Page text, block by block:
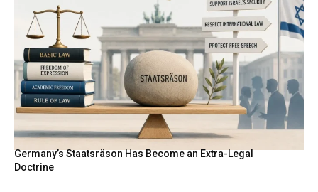
Germany’s Staatsräson Has Become an Extra-Legal
Doctrine